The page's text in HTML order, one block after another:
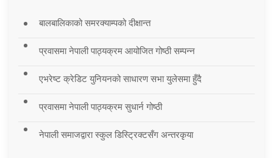
बालबालिकाको समरक्याम्पको दीक्षान्त
प्रवासमा नेपाली पाठ्यक्रम आयोजित गोष्ठी सम्पन्न
एभरेष्ट क्रेडिट युनियनको साधारण सभा युलेसमा हुँदै
प्रवासमा नेपाली पाठ्यक्रम सुधार्न गोष्ठी
नेपाली समाजद्वारा स्कुल डिस्ट्रिक्टसँग अन्तरकृया